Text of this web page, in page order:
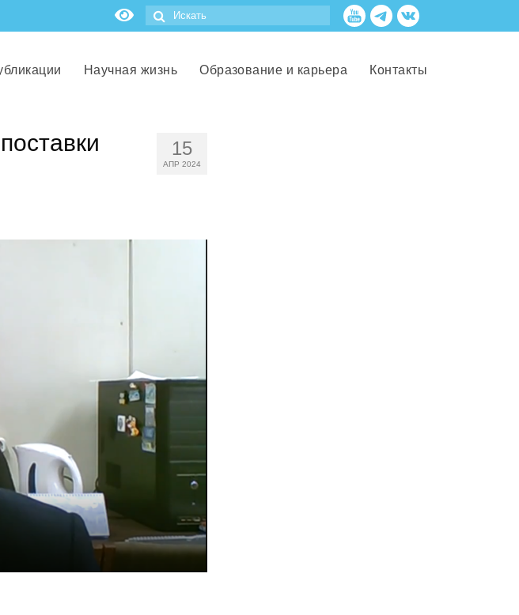
Научная жизнь Образование и карьера Контакты
15
АПР 2024